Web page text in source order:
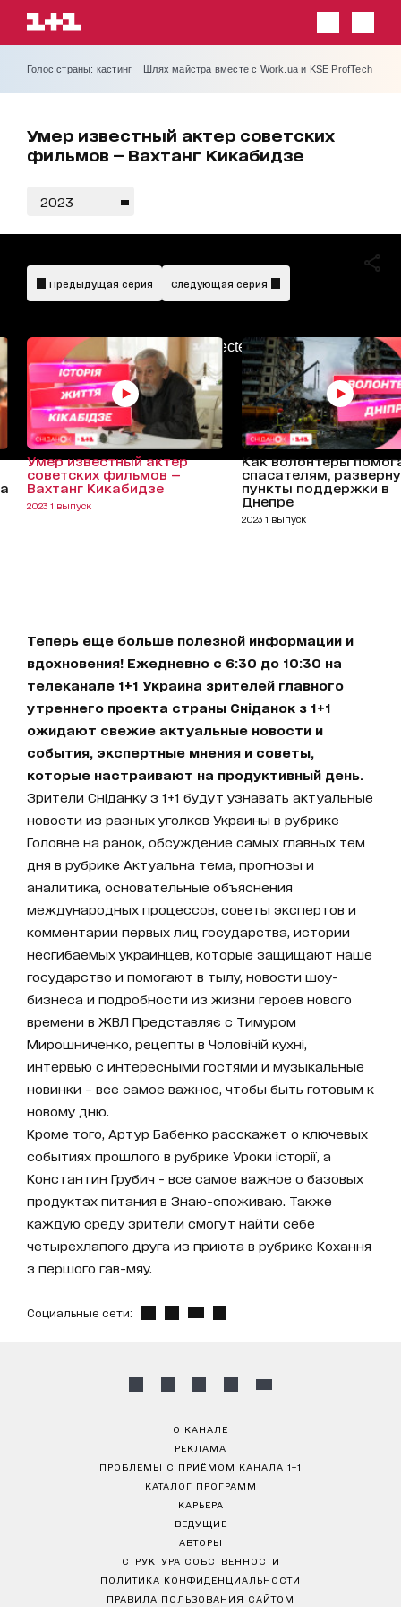
Голос страны: кастинг Шлях майстра вместе с Work.ua и KSE ProfTech
Умер известный актер советских
фильмов — Вахтанг Кикабидзе
2023
AdBlockDetected!
Предыдущая серия Следующая серия
Умер известный актер
советских фильмов —
Вахтанг Кикабидзе
2023 1 выпуск
Как волонтеры
спасателям,
пункты поддержки в
Днепре
2023 1 выпуск
Теперь еще больше полезной информации и
вдохновения! Ежедневно с 6:30 до 10:30 на
телеканале 1+1 Украина зрителей главного
утреннего проекта страны Сніданок з 1+1
ожидают свежие актуальные новости и
события, экспертные мнения и советы,
которые настраивают на продуктивный день.
Зрители Сніданку з 1+1 будут узнавать актуальные
новости из разных уголков Украины в рубрике
Головне на ранок, обсуждение самых главных тем
дня в рубрике Актуальна тема, прогнозы и
аналитика, основательные объяснения
международных процессов, советы экспертов и
комментарии первых лиц государства, истории
несгибаемых украинцев, которые защищают наше
государство и помогают в тылу, новости шоу-
бизнеса и подробности из жизни героев нового
времени в ЖВЛ Представляє с Тимуром
Мирошниченко, рецепты в Чоловічій кухні,
интервью с интересными гостями и музыкальные
новинки – все самое важное, чтобы быть готовым к
новому дню.
Кроме того, Артур Бабенко расскажет о ключевых
событиях прошлого в рубрике Уроки історії, а
Константин Грубич - все самое важное о базовых
продуктах питания в Знаю-споживаю. Также
каждую среду зрители смогут найти себе
четырехлапого друга из приюта в рубрике Кохання
з першого гав-мяу.
Социальные сети:
О КАНАЛЕ
РЕКЛАМА
ПРОБЛЕМЫ С ПРИЁМОМ КАНАЛА 1+1
КАТАЛОГ ПРОГРАММ
КАРЬЕРА
ВЕДУЩИЕ
АВТОРЫ
СТРУКТУРА СОБСТВЕННОСТИ
ПОЛИТИКА КОНФИДЕНЦИАЛЬНОСТИ
ПРАВИЛА ПОЛЬЗОВАНИЯ САЙТОМ